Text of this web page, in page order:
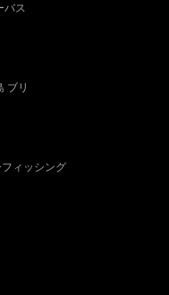
バス
ブリ
ィッシング